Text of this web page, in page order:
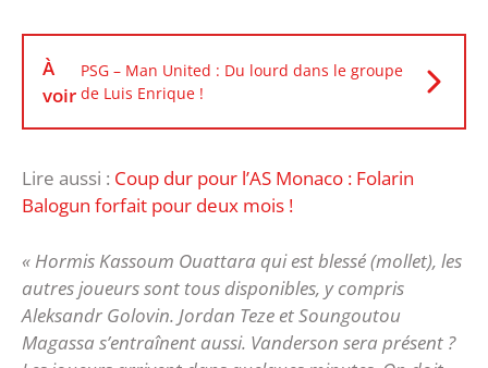
À
voir
PSG – Man United : Du lourd dans le groupe
de Luis Enrique !
Lire aussi : Coup dur pour l’AS Monaco : Folarin
Balogun forfait pour deux mois !
« Hormis Kassoum Ouattara qui est blessé (mollet), les
autres joueurs sont tous disponibles, y compris
Aleksandr Golovin. Jordan Teze et Soungoutou
Magassa s’entraînent aussi. Vanderson sera présent ?